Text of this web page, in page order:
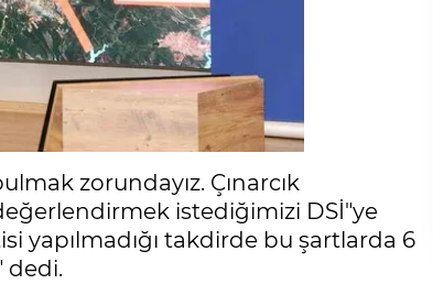
zorundayız. Çınarcık
istediğimizi DSİ"ye
yapılmadığı takdirde bu şartlarda 6
dedi.